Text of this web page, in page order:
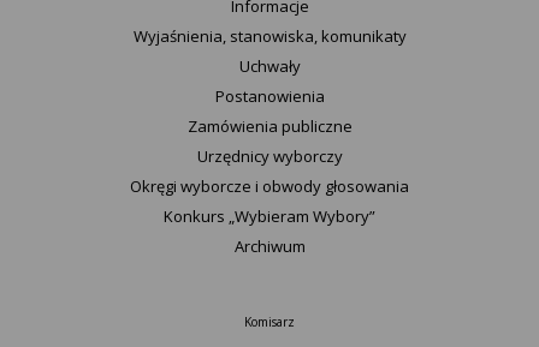
Informacje
Wyjaśnienia, stanowiska, komunikaty
Uchwały
Postanowienia
Zamówienia publiczne
Urzędnicy wyborczy
Okręgi wyborcze i obwody głosowania
Konkurs „Wybieram Wybory”
Archiwum
Komisarz